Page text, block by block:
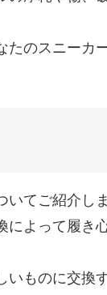
たのスニーカ
いてご紹介し
よって履き
いものに交換